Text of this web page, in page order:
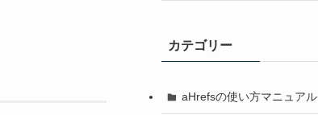
カテゴリー
aHrefsの使い方マニュアル